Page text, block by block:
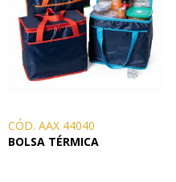
CÓD. AAX 44040
BOLSA TÉRMICA